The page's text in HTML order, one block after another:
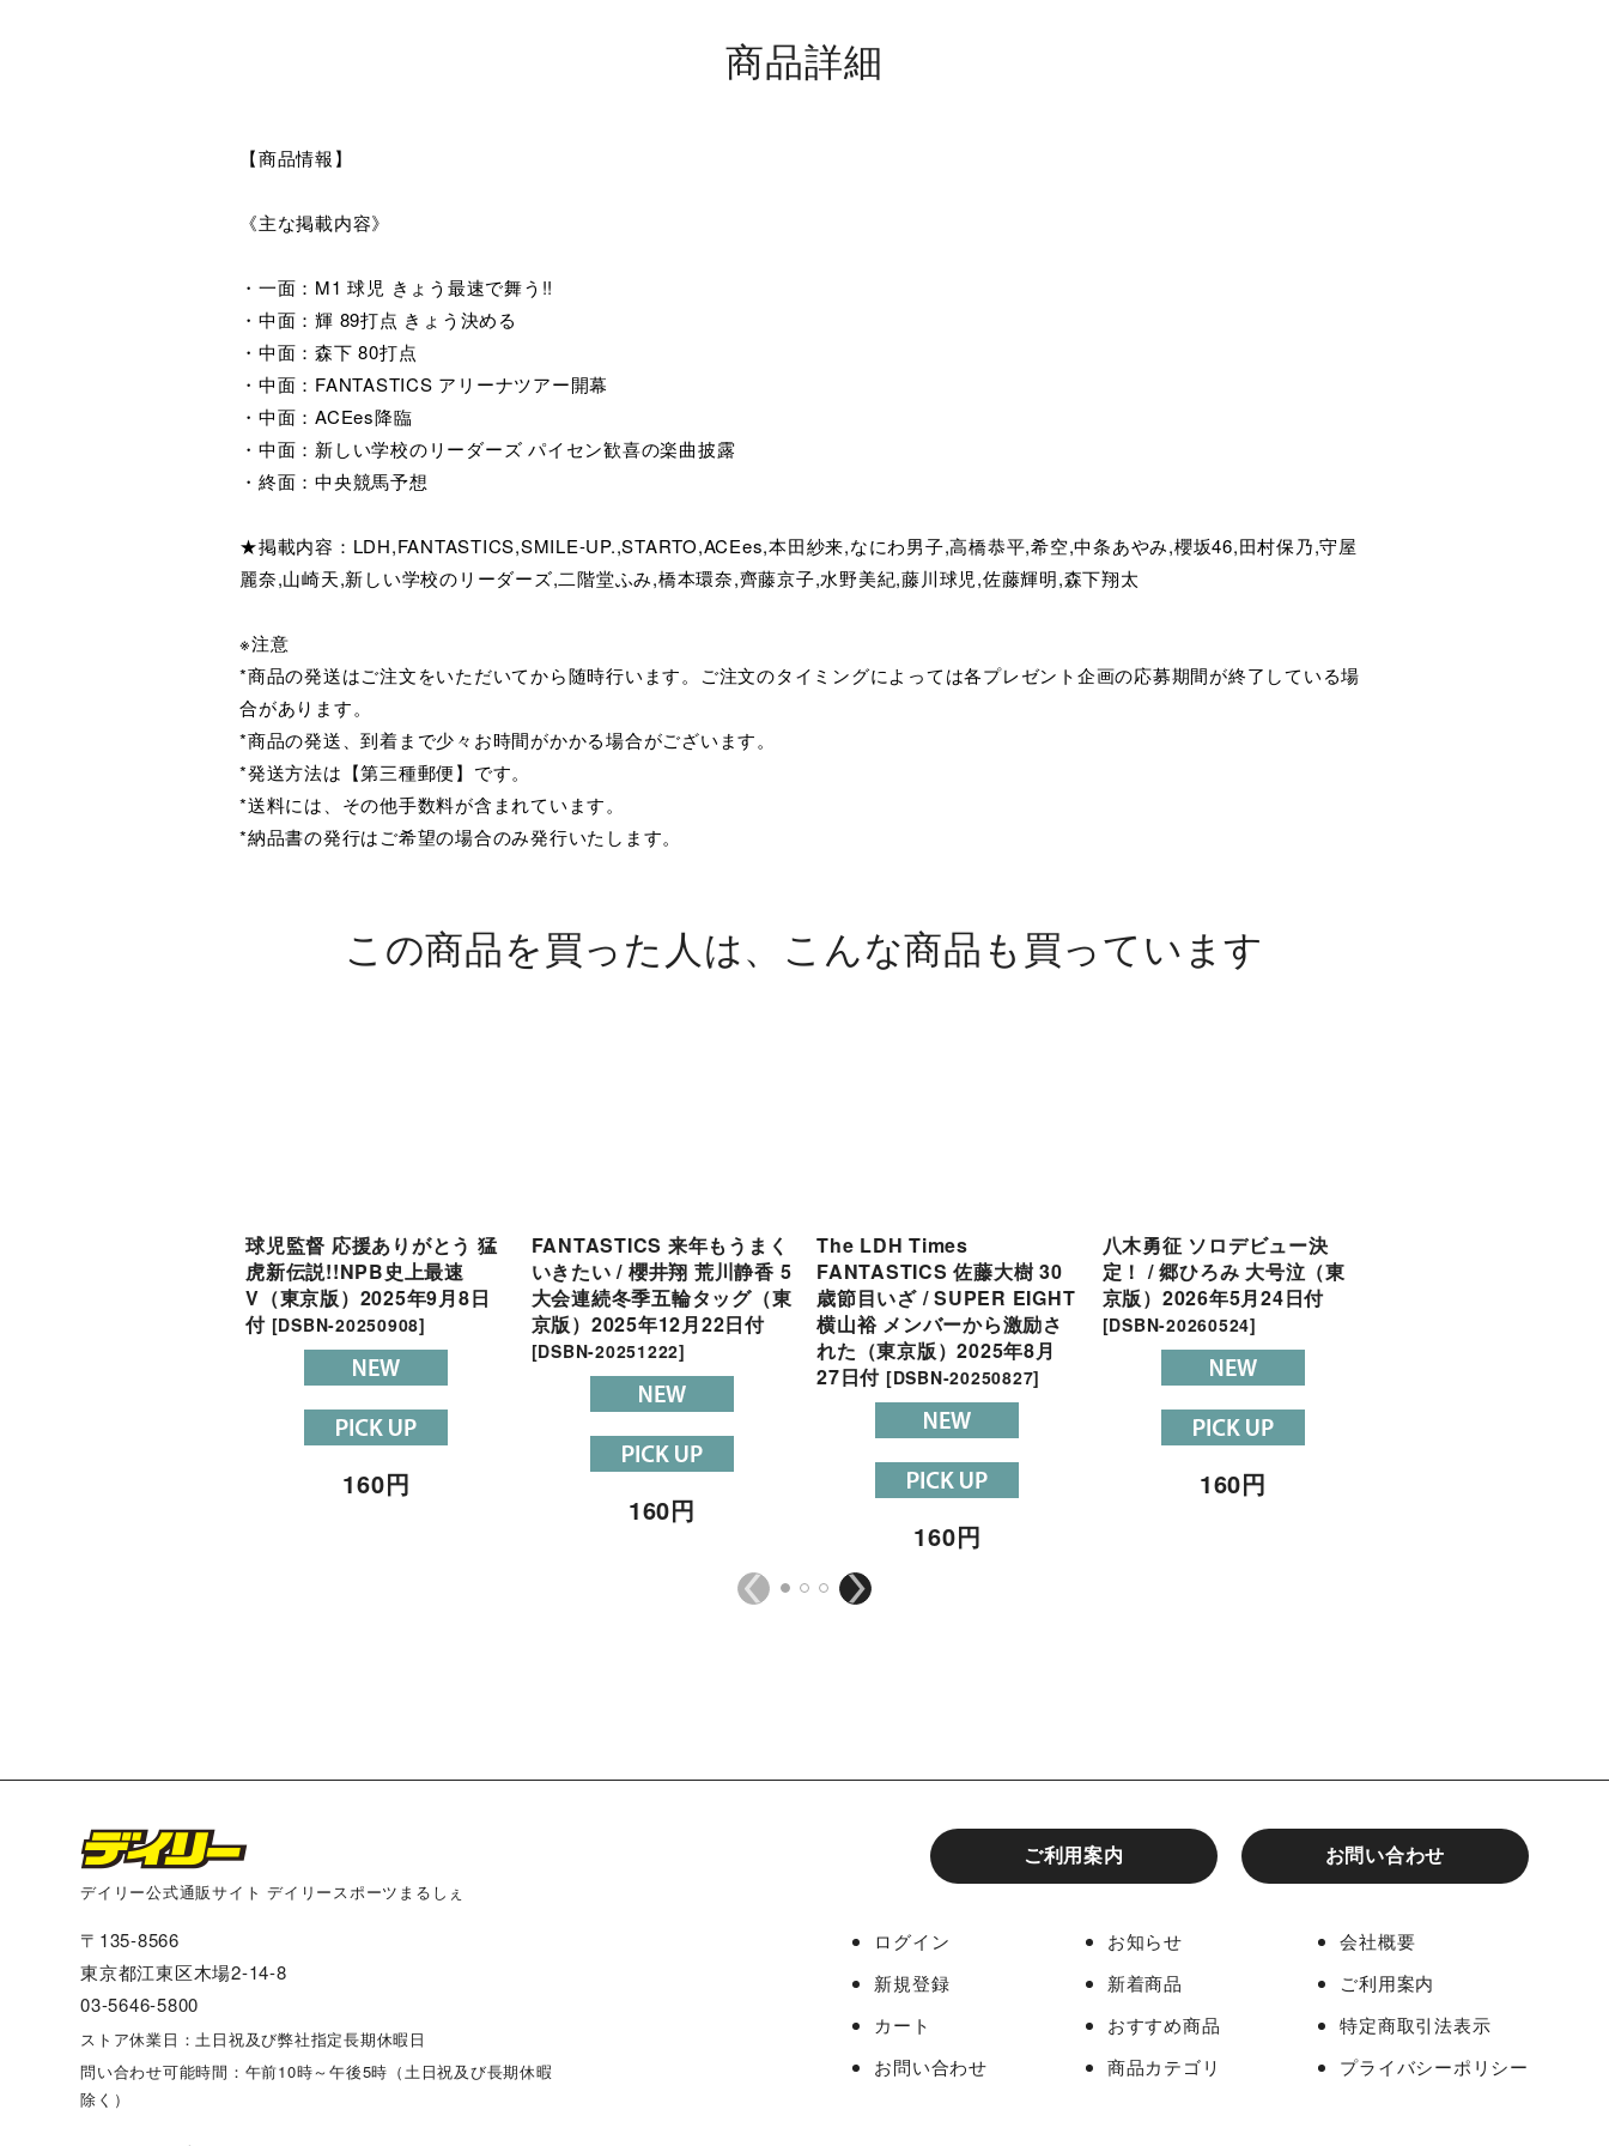
商品詳細
【商品情報】
《主な掲載内容》
・一面：M1 球児 きょう最速で舞う!!
・中面：輝 89打点 きょう決める
・中面：森下 80打点
・中面：FANTASTICS アリーナツアー開幕
・中面：ACEes降臨
・中面：新しい学校のリーダーズ パイセン歓喜の楽曲披露
・終面：中央競馬予想
★掲載内容：LDH,FANTASTICS,SMILE-UP.,STARTO,ACEes,本田紗来,なにわ男子,高橋恭平,希空,中条あやみ,櫻坂46,田村保乃,守屋
麗奈,山崎天,新しい学校のリーダーズ,二階堂ふみ,橋本環奈,齊藤京子,水野美紀,藤川球児,佐藤輝明,森下翔太
※注意
*商品の発送はご注文をいただいてから随時行います。ご注文のタイミングによっては各プレゼント企画の応募期間が終了している場
合があります。
*商品の発送、到着まで少々お時間がかかる場合がございます。
*発送方法は【第三種郵便】です。
*送料には、その他手数料が含まれています。
*納品書の発行はご希望の場合のみ発行いたします。
この商品を買った人は、こんな商品も買っています
球児監督 応援ありがとう 猛
虎新伝説!!NPB史上最速
V（東京版）2025年9月8日
付 [DSBN-20250908]
160円
FANTASTICS 来年もうまく
いきたい / 櫻井翔 荒川静香 5
大会連続冬季五輪タッグ（東
京版）2025年12月22日付
[DSBN-20251222]
160円
The LDH Times
FANTASTICS 佐藤大樹 30
歳節目いざ / SUPER EIGHT
横山裕 メンバーから激励さ
れた（東京版）2025年8月
27日付 [DSBN-20250827]
160円
八木勇征 ソロデビュー決
定！ / 郷ひろみ 大号泣（東
京版）2026年5月24日付
[DSBN-20260524]
160円
デイリー公式通販サイト デイリースポーツまるしぇ
〒135-8566
東京都江東区木場2-14-8
03-5646-5800
ストア休業日：土日祝及び弊社指定長期休暇日
問い合わせ可能時間：午前10時～午後5時（土日祝及び長期休暇
除く）
ご利用案内 お問い合わせ
ログイン
新規登録
カート
お問い合わせ
お知らせ
新着商品
おすすめ商品
商品カテゴリ
会社概要
ご利用案内
特定商取引法表示
プライバシーポリシー